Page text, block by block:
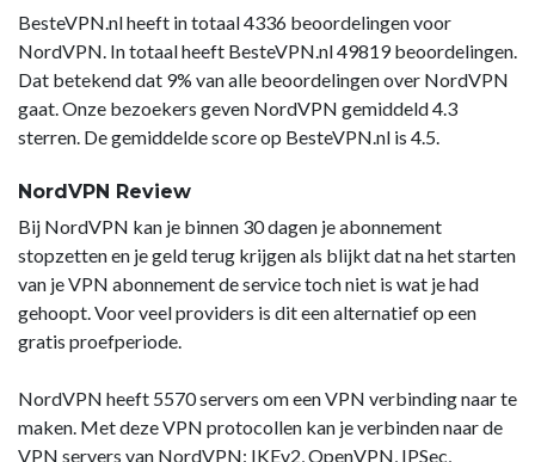
BesteVPN.nl heeft in totaal 4336 beoordelingen voor
NordVPN. In totaal heeft BesteVPN.nl 49819 beoordelingen.
Dat betekend dat 9% van alle beoordelingen over NordVPN
gaat. Onze bezoekers geven NordVPN gemiddeld 4.3
sterren. De gemiddelde score op BesteVPN.nl is 4.5.
NordVPN Review
Bij NordVPN kan je binnen 30 dagen je abonnement
stopzetten en je geld terug krijgen als blijkt dat na het starten
van je VPN abonnement de service toch niet is wat je had
gehoopt. Voor veel providers is dit een alternatief op een
gratis proefperiode.
NordVPN heeft 5570 servers om een VPN verbinding naar te
maken. Met deze VPN protocollen kan je verbinden naar de
VPN servers van NordVPN: IKEv2, OpenVPN, IPSec,